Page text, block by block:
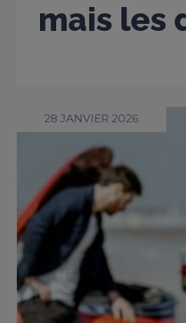
mais les
28 JANVIER 2026